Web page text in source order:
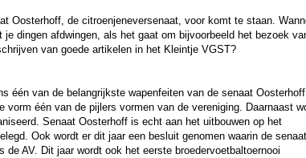
Oosterhoff, de citroenjeneversenaat, voor komt te staan.
dingen afdwingen, als het gaat om bijvoorbeeld het bezoek
van goede artikelen in het Kleintje VGST?
één van de belangrijkste wapenfeiten van de senaat
vorm één van de pijlers vormen van de vereniging. Daarnaast
Senaat Oosterhoff is echt aan het uitbouwen op het
Ook wordt er dit jaar een besluit genomen waarin de senaat
AV. Dit jaar wordt ook het eerste broedervoetbaltoernooi